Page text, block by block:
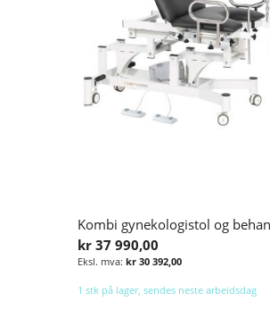
kr 37 990,00
kr 30 392,00
1 stk på lager, sendes neste arbeidsdag